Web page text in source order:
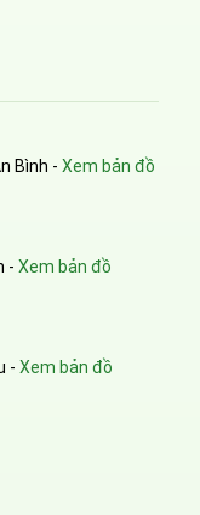
Bình - Xem bản đồ
- Xem bản đồ
- Xem bản đồ